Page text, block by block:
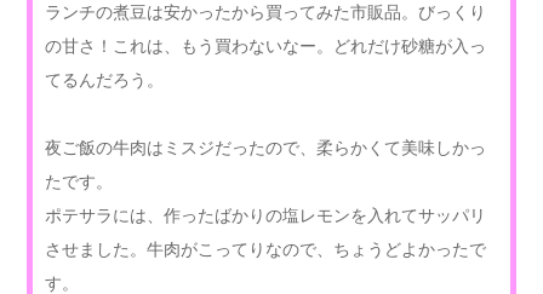
ランチの煮豆は安かったから買ってみた市販品。びっくり
の甘さ！これは、もう買わないなー。どれだけ砂糖が入っ
てるんだろう。
夜ご飯の牛肉はミスジだったので、柔らかくて美味しかっ
たです。
ポテサラには、作ったばかりの塩レモンを入れてサッパリ
させました。牛肉がこってりなので、ちょうどよかったで
す。